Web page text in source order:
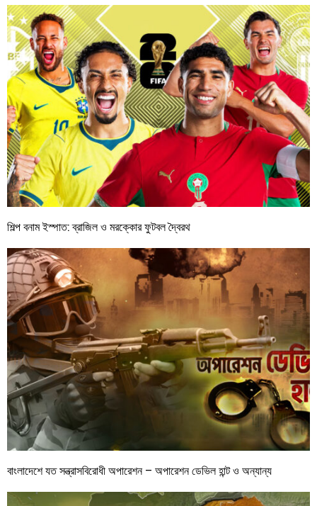
শিল্প বনাম ইস্পাত: ব্রাজিল ও মরক্কোর ফুটবল দ্বৈরথ
বাংলাদেশে যত সন্ত্রাসবিরোধী অপারেশন – অপারেশন ডেভিল হান্ট ও অন্যান্য